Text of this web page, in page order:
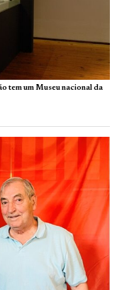
tem um Museu nacional da